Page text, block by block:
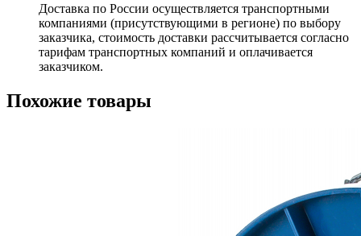
Доставка по России осуществляется транспортными
компаниями (присутствующими в регионе) по выбору
заказчика, стоимость доставки рассчитывается согласно
тарифам транспортных компаний и оплачивается
заказчиком.
Похожие товары